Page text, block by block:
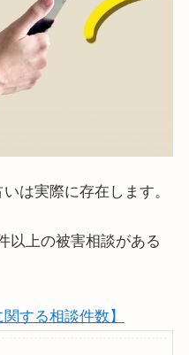
は実際に存在します。
以上の被害相談がある
する相談件数】